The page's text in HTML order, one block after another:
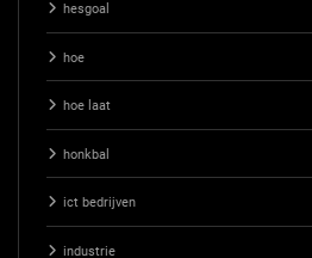
hesgoal
hoe
hoe laat
honkbal
ict bedrijven
industrie